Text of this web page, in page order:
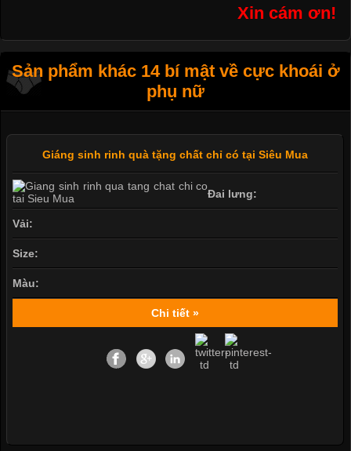
Xin cám ơn!
Sản phẩm khác 14 bí mật về cực khoái ở
phụ nữ
Giáng sinh rinh quà tặng chất chỉ có tại Siêu Mua
Đai lưng:
Vải:
Size:
Màu:
Chi tiết »